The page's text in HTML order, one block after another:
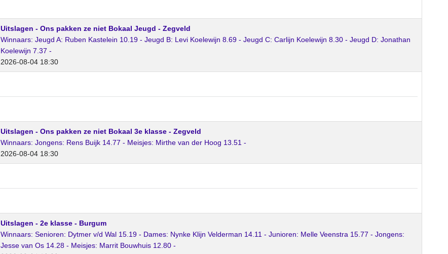
Uitslagen - Ons pakken ze niet Bokaal Jeugd - Zegveld
Winnaars: Jeugd A: Ruben Kastelein 10.19 - Jeugd B: Levi Koelewijn 8.69 - Jeugd C: Carlijn Koelewijn 8.30 - Jeugd D: Jonathan
Koelewijn 7.37 -
2026-08-04 18:30
Uitslagen - Ons pakken ze niet Bokaal 3e klasse - Zegveld
Winnaars: Jongens: Rens Buijk 14.77 - Meisjes: Mirthe van der Hoog 13.51 -
2026-08-04 18:30
Uitslagen - 2e klasse - Burgum
Winnaars: Senioren: Dytmer v/d Wal 15.19 - Dames: Nynke Klijn Velderman 14.11 - Junioren: Melle Veenstra 15.77 - Jongens:
Jesse van Os 14.28 - Meisjes: Marrit Bouwhuis 12.80 -